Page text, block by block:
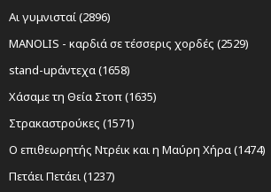
Αι γυμνισταί (2896)
MANOLIS - καρδιά σε τέσσερις χορδές (2529)
stand-upάντεχα (1658)
Χάσαμε τη Θεία Στοπ (1635)
Στρακαστρούκες (1571)
Ο επιθεωρητής Ντρέικ και η Μαύρη Χήρα (1474)
Πετάει Πετάει (1237)